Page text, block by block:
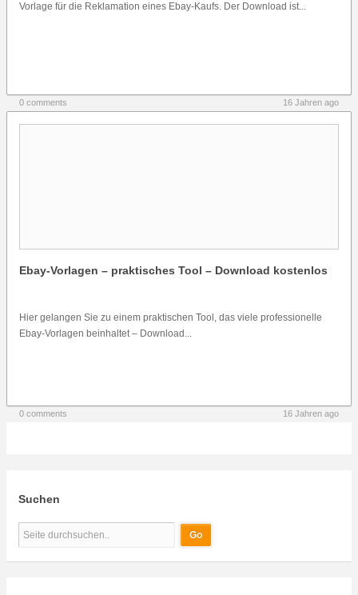
Vorlage für die Reklamation eines Ebay-Kaufs. Der Download ist...
0 comments 16 Jahren ago
Ebay-Vorlagen – praktisches Tool – Download kostenlos
Hier gelangen Sie zu einem praktischen Tool, das viele professionelle
Ebay-Vorlagen beinhaltet – Download...
0 comments 16 Jahren ago
Suchen